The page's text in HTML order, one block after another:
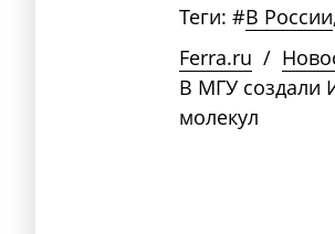
Теги: #В России,
Ferra.ru /
В МГУ создали
молекул